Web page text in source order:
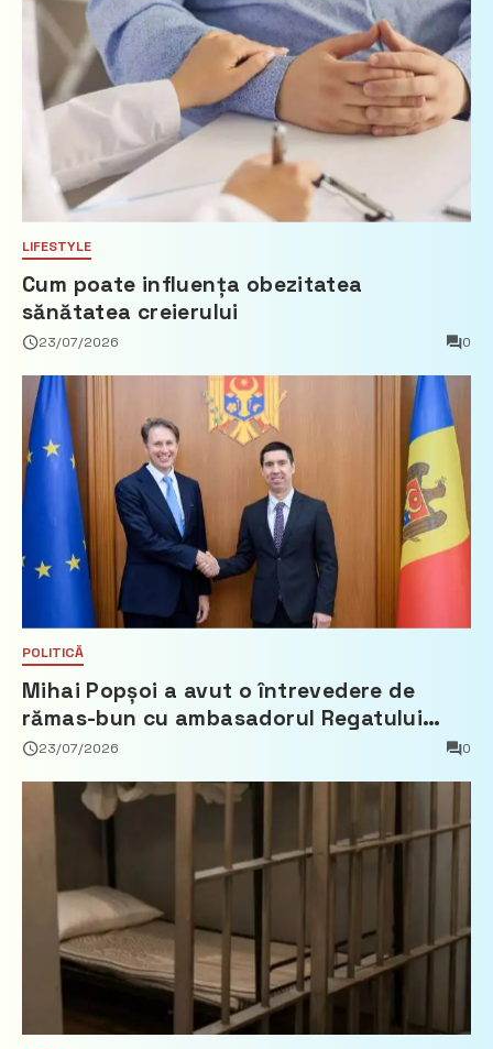
LIFESTYLE
Cum poate influența obezitatea
sănătatea creierului
23/07/2026 0
POLITICĂ
Mihai Popșoi a avut o întrevedere de
rămas-bun cu ambasadorul Regatului
Țărilor de Jos, Fred Duijn
23/07/2026 0